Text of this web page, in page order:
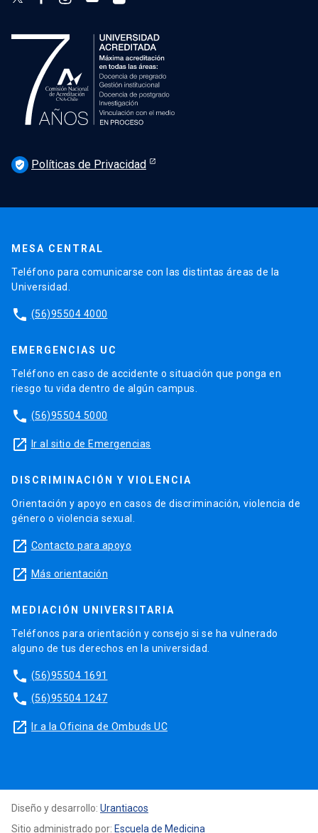
verified_user Políticas de Privacidad
MESA CENTRAL
Teléfono para comunicarse con las distintas áreas de la
Universidad.
phone (56)95504 4000
EMERGENCIAS UC
Teléfono en caso de accidente o situación que ponga en
riesgo tu vida dentro de algún campus.
phone (56)95504 5000
launch Ir al sitio de Emergencias
DISCRIMINACIÓN Y VIOLENCIA
Orientación y apoyo en casos de discriminación, violencia de
género o violencia sexual.
launch Contacto para apoyo
launch Más orientación
MEDIACIÓN UNIVERSITARIA
Teléfonos para orientación y consejo si se ha vulnerado
alguno de tus derechos en la universidad.
phone (56)95504 1691
phone (56)95504 1247
launch Ir a la Oficina de Ombuds UC
Diseño y desarrollo: Urantiacos
Sitio administrado por: Escuela de Medicina